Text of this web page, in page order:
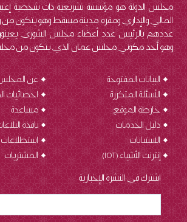
مجلس الدولة هو مؤسسة تشريعية ذات شخصية
المالي والإداري ومقره مدينة مسقط وهو يتكون من
عددهم بالرئيس عدد أعضاء مجلس الشورى
وهو أحد مكوني مجلس عمان الذي يتكون من
عن
البيانات المفتوحة
احصائيات
الأسئلة المتكررة
مساعدة
خارطة الموقع
نافذة
دليل الخدمات
استطلاعات
الاستبانات
المشتريات
إنترنت الأشياء (IOT
)
اشترك في النشرة الإخبارية